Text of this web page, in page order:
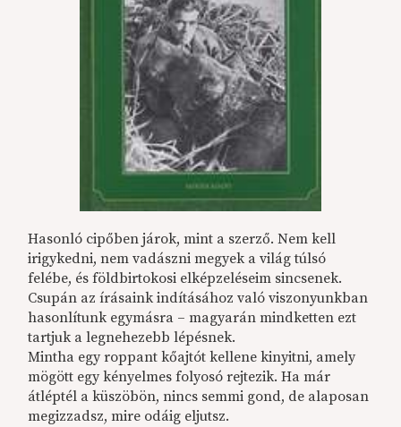
Hasonló cipőben járok, mint a szerző. Nem kell
irigykedni, nem vadászni megyek a világ túlsó
felébe, és földbirtokosi elképzeléseim sincsenek.
Csupán az írásaink indításához való viszonyunkban
hasonlítunk egymásra – magyarán mindketten ezt
tartjuk a legnehezebb lépésnek.
Mintha egy roppant kőajtót kellene kinyitni, amely
mögött egy kényelmes folyosó rejtezik. Ha már
átléptél a küszöbön, nincs semmi gond, de alaposan
megizzadsz, mire odáig eljutsz.